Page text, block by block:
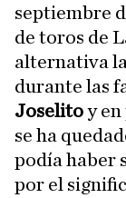
septiembre
de toros de
alternativa
durante las
Joselitoy
se ha
podía haber
por el